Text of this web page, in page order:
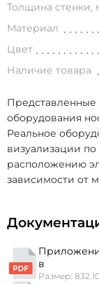
Толщина стенки,
Материал
Цвет
Наличие товара
оборудования
Реальное
визуализации
расположению
зависимости от
в
Размер: